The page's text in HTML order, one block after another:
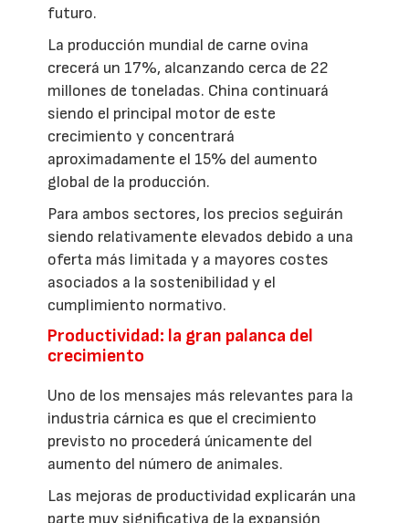
futuro.
La producción mundial de carne ovina
crecerá un 17%, alcanzando cerca de 22
millones de toneladas. China continuará
siendo el principal motor de este
crecimiento y concentrará
aproximadamente el 15% del aumento
global de la producción.
Para ambos sectores, los precios seguirán
siendo relativamente elevados debido a una
oferta más limitada y a mayores costes
asociados a la sostenibilidad y el
cumplimiento normativo.
Productividad: la gran palanca del
crecimiento
Uno de los mensajes más relevantes para la
industria cárnica es que el crecimiento
previsto no procederá únicamente del
aumento del número de animales.
Las mejoras de productividad explicarán una
parte muy significativa de la expansión